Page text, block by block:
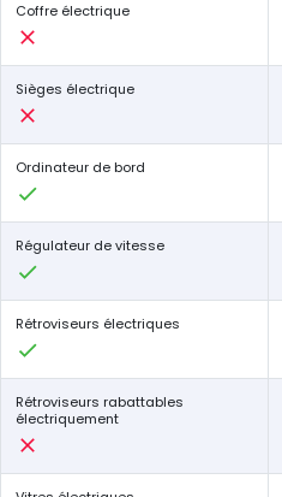
Coffre électrique
Sièges électrique
Ordinateur de bord
Régulateur de vitesse
Rétroviseurs électriques
Rétroviseurs rabattables
électriquement